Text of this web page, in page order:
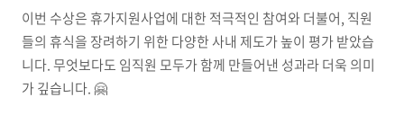
이번 수상은 휴가지원사업에 대한 적극적인 참여와 더불어, 직원
들의 휴식을 장려하기 위한 다양한 사내 제도가 높이 평가 받았습
니다. 무엇보다도 임직원 모두가 함께 만들어낸 성과라 더욱 의미
가 깊습니다. 🤗